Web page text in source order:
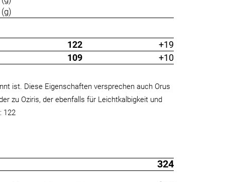
122
+19
109
+10
ist. Diese Eigenschaften versprechen auch Orus
zu Oziris, der ebenfalls für Leichtkalbigkeit und
122
324